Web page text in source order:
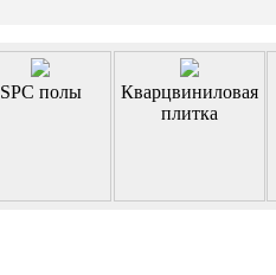
SPC полы
Кварцвиниловая
плитка